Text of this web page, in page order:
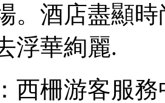
。酒店盡顯
浮華絢麗.
西柵游客服